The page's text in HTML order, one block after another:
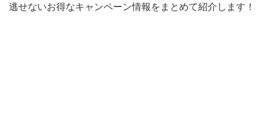
逃せないお得なキャンペーン情報をまとめて紹介します！